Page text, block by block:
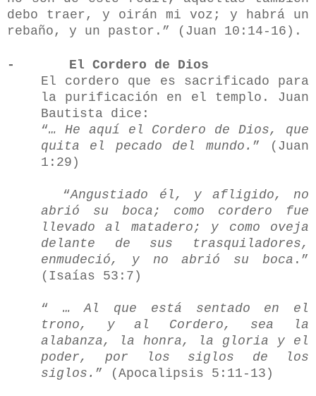
debo traer, y oirán mi voz; y habrá un
rebaño, y un pastor.” (Juan 10:14-16).
-
El Cordero de Dios
El cordero que es sacrificado para
la purificación en el templo. Juan
Bautista dice:
“… He aquí el Cordero de Dios, que
quita el pecado del mundo. ” (Juan
1:29)
“Angustiado él, y afligido, no
abrió su boca; como cordero fue
llevado al matadero; y como oveja
delante de sus trasquiladores,
enmudeció, y no abrió su boca .”
(Isaías 53:7)
“ … Al que está sentado en el
trono, y al Cordero, sea la
alabanza, la honra, la gloria y el
poder, por los siglos de los
siglos. ” (Apocalipsis 5:11-13)